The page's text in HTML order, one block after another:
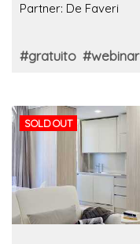
Partner: De Faveri
#gratuito #webinar
SOLD OUT